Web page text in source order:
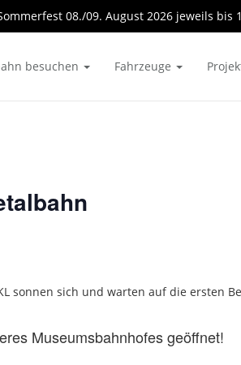
08./09. August 2026 jeweils bis
besuchen Fahrzeuge
Museumsbahnhofes geöffnet!